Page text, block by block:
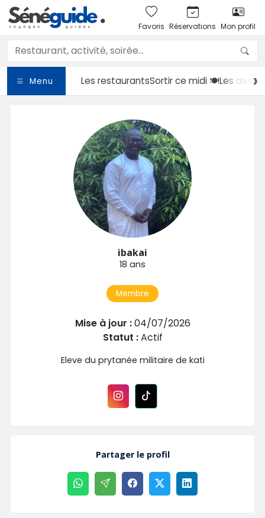
Favoris Réservations Mon profil
Menu Les restaurantsSortirce midi 🍽️Les
ibakai
18 ans
Membre
Mise à jour :04/07/2026
Statut :Actif
Eleve du prytanée militaire de kati
Partager le profil